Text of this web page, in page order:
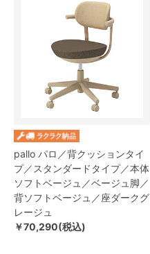
pallo パロ／背クッションタイ
プ／スタンダードタイプ／本体
ソフトベージュ／ベージュ脚／
背ソフトベージュ／座ダークグ
レージュ
￥70,290(税込)